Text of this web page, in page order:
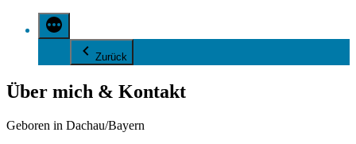
Zurück
Über mich & Kontakt
Geboren in Dachau/Bayern